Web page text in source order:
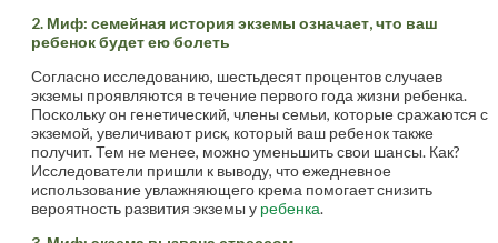
2. Миф: семейная история экземы означает, что ваш
ребенок будет ею болеть
Согласно исследованию, шестьдесят процентов случаев
экземы проявляются в течение первого года жизни ребенка.
Поскольку он генетический, члены семьи, которые сражаются с
экземой, увеличивают риск, который ваш ребенок также
получит. Тем не менее, можно уменьшить свои шансы. Как?
Исследователи пришли к выводу, что ежедневное
использование увлажняющего крема помогает снизить
вероятность развития экземы у ребенка.